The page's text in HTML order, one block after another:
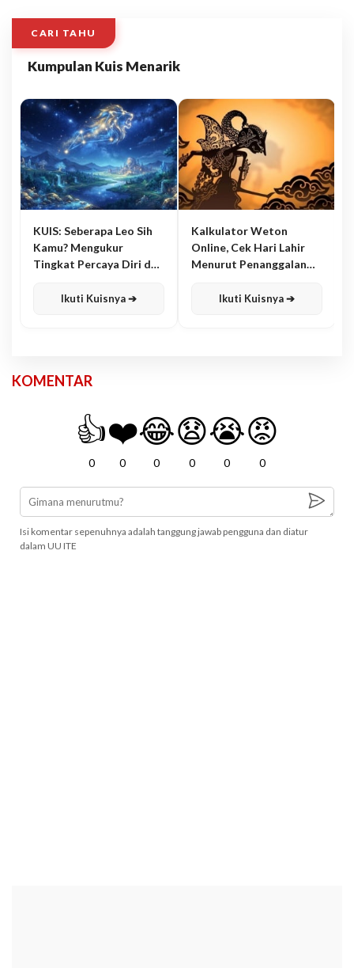
CARI TAHU
Kumpulan Kuis Menarik
KUIS: Seberapa Leo Sih
Kamu? Mengukur
Tingkat Percaya Diri dan
Ikuti Kuisnya ➔
Kalkulator Weton
Online, Cek Hari Lahir
Menurut Penanggalan
Ikuti Kuisnya ➔
KOMENTAR
👍
0
❤️
0
😂
0
😧
0
😭
0
😡
0
Isi komentar sepenuhnya adalah tanggung jawab pengguna dan diatur
dalam UU ITE